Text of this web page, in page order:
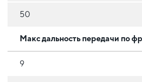
50
Макс дальность передачи по
9